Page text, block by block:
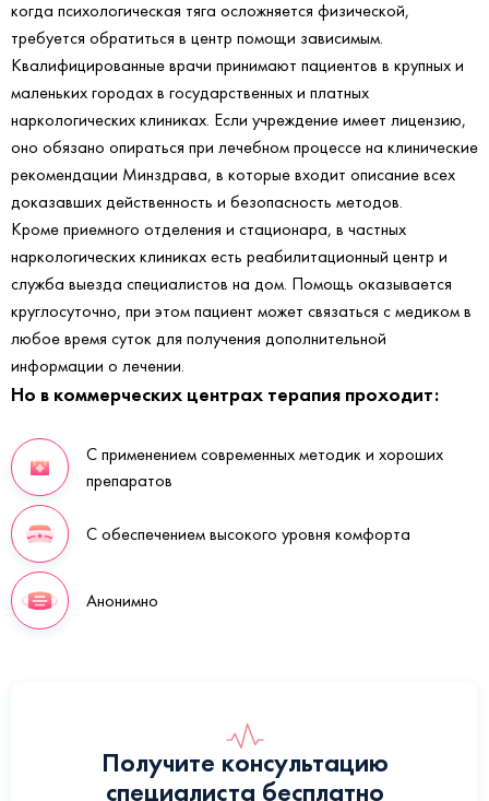
когда психологическая тяга осложняется физической,
требуется обратиться в центр помощи зависимым.
Квалифицированные врачи принимают пациентов в крупных и
маленьких городах в государственных и платных
наркологических клиниках. Если учреждение имеет лицензию,
оно обязано опираться при лечебном процессе на клинические
рекомендации Минздрава, в которые входит описание всех
доказавших действенность и безопасность методов.
Кроме приемного отделения и стационара, в частных
наркологических клиниках есть реабилитационный центр и
служба выезда специалистов на дом. Помощь оказывается
круглосуточно, при этом пациент может связаться с медиком в
любое время суток для получения дополнительной
информации о лечении.
Но в коммерческих центрах терапия проходит:
С применением современных методик и хороших
препаратов
С обеспечением высокого уровня комфорта
Анонимно
Получите консультацию
специалиста бесплатно